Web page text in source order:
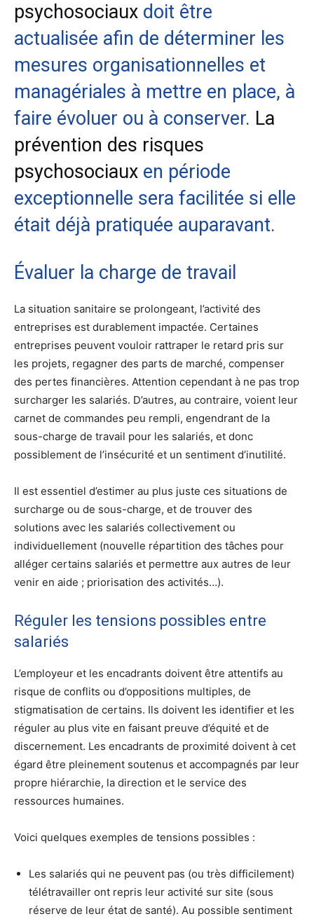
psychosociaux doit être
actualisée afin de déterminer les
mesures organisationnelles et
managériales à mettre en place, à
faire évoluer ou à conserver. La
prévention des risques
psychosociaux en période
exceptionnelle sera facilitée si elle
était déjà pratiquée auparavant.
Évaluer la charge de travail
La situation sanitaire se prolongeant, l’activité des
entreprises est durablement impactée. Certaines
entreprises peuvent vouloir rattraper le retard pris sur
les projets, regagner des parts de marché, compenser
des pertes financières. Attention cependant à ne pas trop
surcharger les salariés. D’autres, au contraire, voient leur
carnet de commandes peu rempli, engendrant de la
sous-charge de travail pour les salariés, et donc
possiblement de l’insécurité et un sentiment d’inutilité.
Il est essentiel d’estimer au plus juste ces situations de
surcharge ou de sous-charge, et de trouver des
solutions avec les salariés collectivement ou
individuellement (nouvelle répartition des tâches pour
alléger certains salariés et permettre aux autres de leur
venir en aide ; priorisation des activités…).
Réguler les tensions possibles entre
salariés
L’employeur et les encadrants doivent être attentifs au
risque de conflits ou d’oppositions multiples, de
stigmatisation de certains. Ils doivent les identifier et les
réguler au plus vite en faisant preuve d’équité et de
discernement. Les encadrants de proximité doivent à cet
égard être pleinement soutenus et accompagnés par leur
propre hiérarchie, la direction et le service des
ressources humaines.
Voici quelques exemples de tensions possibles :
Les salariés qui ne peuvent pas (ou très difficilement)
télétravailler ont repris leur activité sur site (sous
réserve de leur état de santé). Au possible sentiment